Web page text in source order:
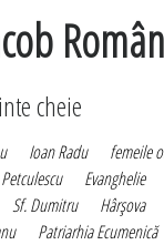
cheie
Ioan Radu femeile
Evanghelie
Sf. Dumitru Hârşova
Patriarhia Ecumenică